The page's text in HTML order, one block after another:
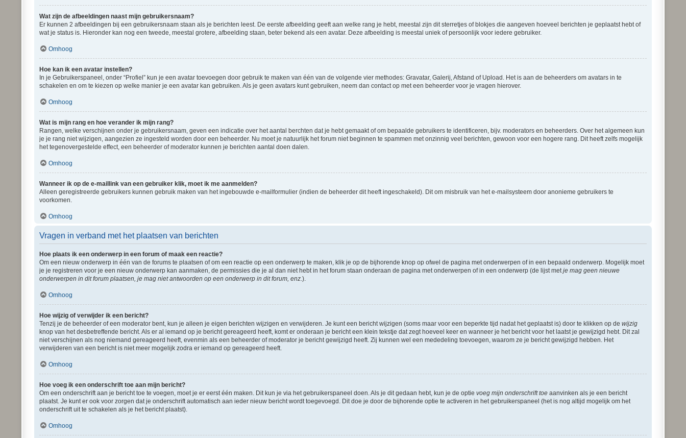
Wat zijn de afbeeldingen naast mijn gebruikersnaam?
Er kunnen 2 afbeeldingen bij een gebruikersnaam staan als je berichten leest. De eerste afbeelding geeft aan welke rang je hebt, meestal zijn dit sterretjes of blokjes die aangeven hoeveel berichten je geplaatst hebt of
wat je status is. Hieronder kan nog een tweede, meestal grotere, afbeelding staan, beter bekend als een avatar. Deze afbeelding is meestal uniek of persoonlijk voor iedere gebruiker.
Omhoog
Hoe kan ik een avatar instellen?
In je Gebruikerspaneel, onder “Profiel” kun je een avatar toevoegen door gebruik te maken van één van de volgende vier methodes: Gravatar, Galerij, Afstand of Upload. Het is aan de beheerders om avatars in te
schakelen en om te kiezen op welke manier je een avatar kan gebruiken. Als je geen avatars kunt gebruiken, neem dan contact op met een beheerder voor je vragen hierover.
Omhoog
Wat is mijn rang en hoe verander ik mijn rang?
Rangen, welke verschijnen onder je gebruikersnaam, geven een indicatie over het aantal berchten dat je hebt gemaakt of om bepaalde gebruikers te identificeren, bijv. moderators en beheerders. Over het algemeen kun
je je rang niet wijzigen, aangezien ze ingesteld worden door een beheerder. Nu moet je natuurlijk het forum niet beginnen te spammen met onzinnig veel berichten, gewoon voor een hogere rang. Dit heeft zelfs mogelijk
het tegenovergestelde effect, een beheerder of moderator kunnen je berichten aantal doen dalen.
Omhoog
Wanneer ik op de e-maillink van een gebruiker klik, moet ik me aanmelden?
Alleen geregistreerde gebruikers kunnen gebruik maken van het ingebouwde e-mailformulier (indien de beheerder dit heeft ingeschakeld). Dit om misbruik van het e-mailsysteem door anonieme gebruikers te
voorkomen.
Omhoog
Vragen in verband met het plaatsen van berichten
Hoe plaats ik een onderwerp in een forum of maak een reactie?
Om een nieuw onderwerp in één van de forums te plaatsen of om een reactie op een onderwerp te maken, klik je op de bijhorende knop op ofwel de pagina met onderwerpen of in een bepaald onderwerp. Mogelijk moet
je je registreren voor je een nieuw onderwerp kan aanmaken, de permissies die je al dan niet hebt in het forum staan onderaan de pagina met onderwerpen of in een onderwerp (de lijst metje mag geen nieuwe
onderwerpen in dit forum plaatsen, je mag niet antwoorden op een onderwerp in dit forum, enz.).
Omhoog
Hoe wijzig of verwijder ik een bericht?
Tenzij je de beheerder of een moderator bent, kun je alleen je eigen berichten wijzigen en verwijderen. Je kunt een bericht wijzigen (soms maar voor een beperkte tijd nadat het geplaatst is) door te klikken op dewijzig
knop van het desbetreffende bericht. Als er al iemand op je bericht gereageerd heeft, komt er onderaan je bericht een klein tekstje dat zegt hoeveel keer en wanneer je het bericht voor het laatst je gewijzigd hebt. Dit zal
niet verschijnen als nog niemand gereageerd heeft, evenmin als een beheerder of moderator je bericht gewijzigd heeft. Zij kunnen wel een mededeling toevoegen, waarom ze je bericht gewijzigd hebben. Het
verwijderen van een bericht is niet meer mogelijk zodra er iemand op gereageerd heeft.
Omhoog
Hoe voeg ik een onderschrift toe aan mijn bericht?
Om een onderschrift aan je bericht toe te voegen, moet je er eerst één maken. Dit kun je via het gebruikerspaneel doen. Als je dit gedaan hebt, kun je de optievoeg mijn onderschrift toe aanvinken als je een bericht
plaatst. Je kunt er ook voor zorgen dat je onderschrift automatisch aan ieder nieuw bericht wordt toegevoegd. Dit doe je door de bijhorende optie te activeren in het gebruikerspaneel (het is nog altijd mogelijk om het
onderschrift uit te schakelen als je het bericht plaatst).
Omhoog